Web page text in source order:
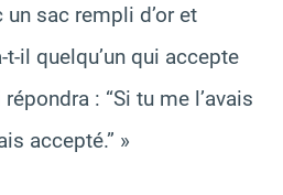
sac rempli d’or et
t-il quelqu’un qui accepte
: “Si tu me l’avais
accepté.” »